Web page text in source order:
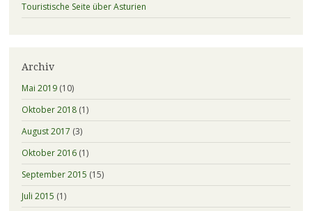
Touristische Seite über Asturien
Archiv
Mai 2019(10)
Oktober 2018(1)
August 2017 (3)
Oktober 2016(1)
September 2015 (15)
Juli 2015 (1)